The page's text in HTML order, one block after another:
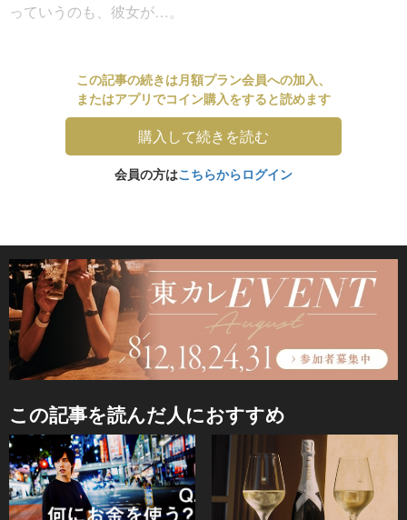
っていうのも、彼女が…。
この記事の続きは月額プラン会員への加入、
またはアプリでコイン購入をすると読めます
購入して続きを読む
会員の方はこちらからログイン
この記事を読んだ人におすすめ